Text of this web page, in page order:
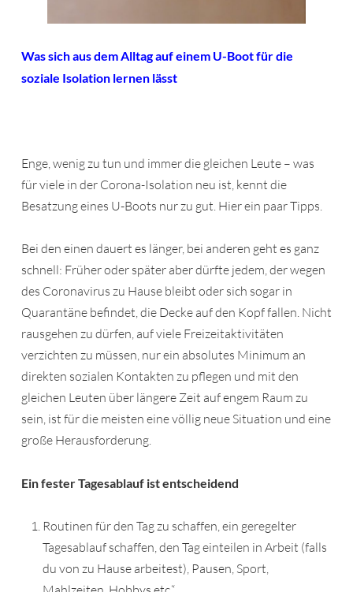
Was sich aus dem Alltag auf einem U-Boot für die
soziale Isolation lernen lässt
Enge, wenig zu tun und immer die gleichen Leute – was
für viele in der Corona-Isolation neu ist, kennt die
Besatzung eines U-Boots nur zu gut. Hier ein paar Tipps.
Bei den einen dauert es länger, bei anderen geht es ganz
schnell: Früher oder später aber dürfte jedem, der wegen
des Coronavirus zu Hause bleibt oder sich sogar in
Quarantäne befindet, die Decke auf den Kopf fallen. Nicht
rausgehen zu dürfen, auf viele Freizeitaktivitäten
verzichten zu müssen, nur ein absolutes Minimum an
direkten sozialen Kontakten zu pflegen und mit den
gleichen Leuten über längere Zeit auf engem Raum zu
sein, ist für die meisten eine völlig neue Situation und eine
große Herausforderung.
Ein fester Tagesablauf ist entscheidend
Routinen für den Tag zu schaffen, ein geregelter
Tagesablauf schaffen, den Tag einteilen in Arbeit (falls
du von zu Hause arbeitest), Pausen, Sport,